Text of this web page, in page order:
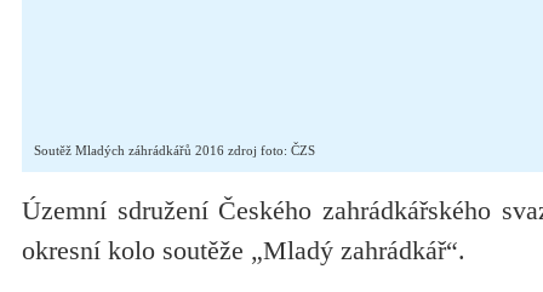
Soutěž Mladých záhrádkářů 2016 zdroj foto: ČZS
Územní sdružení Českého zahrádkářského
okresní kolo soutěže „Mladý zahrádkář“.